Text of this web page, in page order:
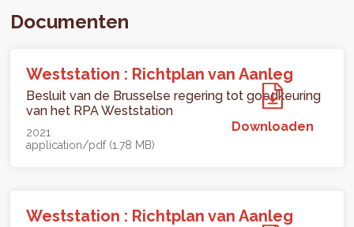
Documenten
Weststation : Richtplan van Aanleg
Besluit van de Brusselse regering tot goedkeuring
van het RPA Weststation
2021
application/pdf (1.78 MB)
Downloaden
Weststation : Richtplan van Aanleg